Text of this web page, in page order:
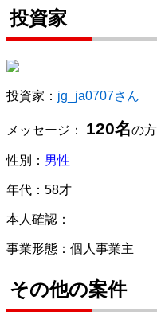
投資家
投資家： jg_ja0707さん
メッセージ： 120名の
性別： 男性
年代：58才
本人確認：
事業形態：個人事業主
その他の案件